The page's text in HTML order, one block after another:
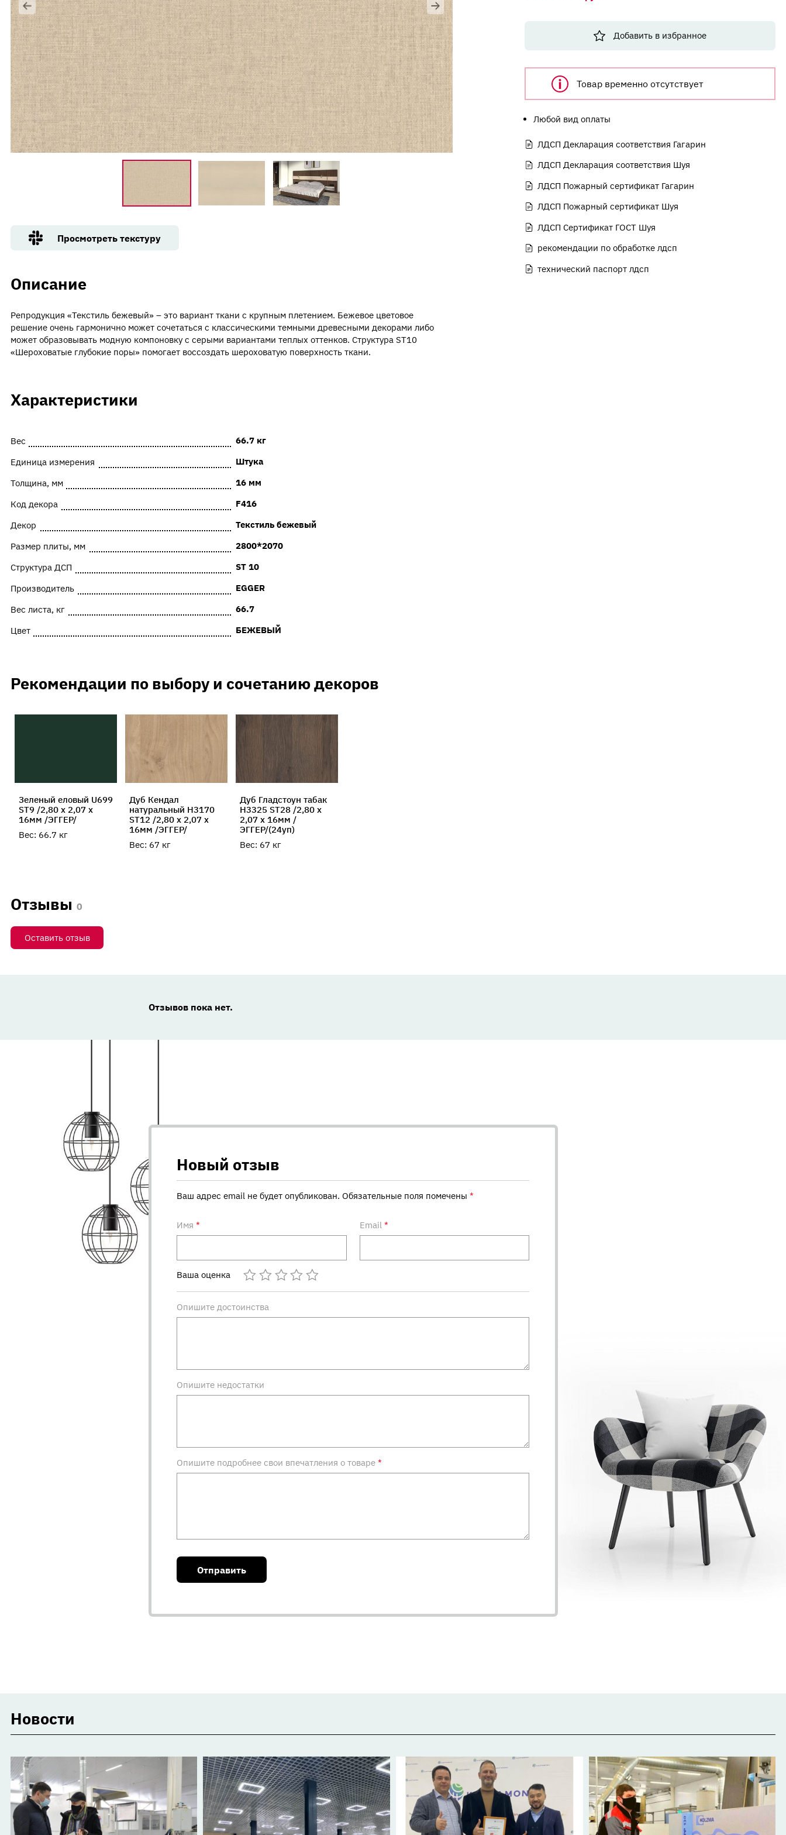
Контакты
Вакансии
Напишите нам
Добавить в избранное
Товар временно отсутствует
Любой вид оплаты
ЛДСП Декларация соответствия Гагарин
ЛДСП Декларация соответствия Шуя
ЛДСП Пожарный сертификат Гагарин
ЛДСП Пожарный сертификат Шуя
ЛДСП Сертификат ГОСТ Шуя
рекомендации по обработке лдсп
технический паспорт лдсп
Просмотреть текстуру
Описание
Репродукция «Текстиль бежевый» – это вариант ткани с крупным плетением. Бежевое цветовое
решение очень гармонично может сочетаться с классическими темными древесными декорами либо
может образовывать модную компоновку с серыми вариантами теплых оттенков. Структура ST10
«Шероховатые глубокие поры» помогает воссоздать шероховатую поверхность ткани.
Характеристики
Вес
66.7 кг
Единица измерения
Штука
Толщина, мм
16 мм
Код декора
F416
Декор
Текстиль бежевый
Размер плиты, мм
2800*2070
Структура ДСП
ST 10
Производитель
EGGER
Вес листа, кг
66.7
Цвет
БЕЖЕВЫЙ
Рекомендации по выбору и сочетанию декоров
Зеленый еловый U699
ST9 /2,80 х 2,07 х
16мм /ЭГГЕР/
Вес: 66.7 кг
Дуб Кендал
натуральный H3170
ST12 /2,80 х 2,07 х
16мм /ЭГГЕР/
Вес: 67 кг
Дуб Гладстоун табак
H3325 ST28 /2,80 х
2,07 х 16мм /
ЭГГЕР/(24уп)
Вес: 67 кг
Отзывы 0
Оставить отзыв
Отзывов пока нет.
Новый отзыв
Ваш адрес email не будет опубликован. Обязательные поля помечены*
Имя* Email *
Ваша оценка
Опишите достоинства
Опишите недостатки
Опишите подробнее свои впечатления о товаре*
Новости